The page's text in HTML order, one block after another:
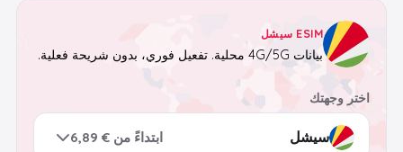
ESIM سيشل
بيانات 4G/5G محلية. تفعيل فوري، بدون شريحة فعلية.
اختر وجهتك
ابتداءً من € 6,89